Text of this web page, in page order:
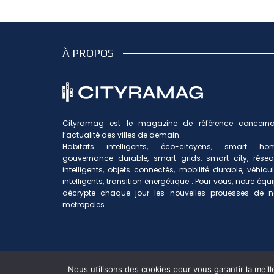
À PROPOS
Cityramag est le magazine de référence
l’actualité des villes de demain.
Habitats intelligents, éco-citoyens, smart
gouvernance durable, smart grids, smart city,
intelligents, objets connectés, mobilité durable,
intelligents, transition énergétique… Pour vous, notre
décrypte chaque jour les nouvelles prouesses de
métropoles.
La
Nous utilisons des cookies pour vous garantir la